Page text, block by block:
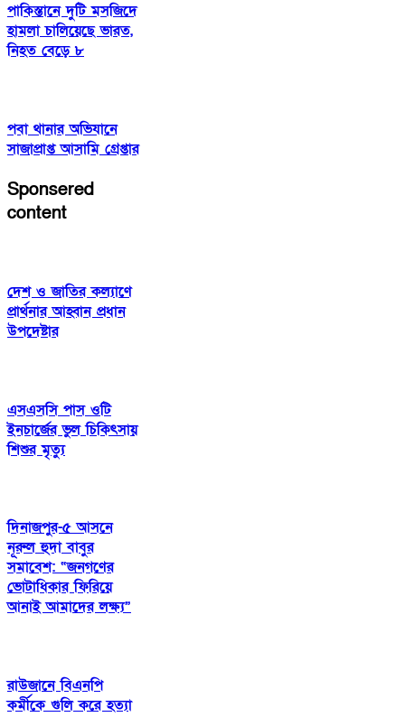
পাকিস্তানে দুটি মসজিদে
হামলা চালিয়েছে ভারত,
নিহত বেড়ে ৮
পবা থানার অভিযানে
সাজাপ্রাপ্ত আসামি গ্রেপ্তার
Sponsered
content
দেশ ও জাতির কল্যাণে
প্রার্থনার আহ্বান প্রধান
উপদেষ্টার
এসএসসি পাস ওটি
ইনচার্জের ভুল চিকিৎসায়
শিশুর মৃত্যু
দিনাজপুর-৫ আসনে
নূরুল হুদা বাবুর
সমাবেশ: “জনগণের
ভোটাধিকার ফিরিয়ে
আনাই আমাদের লক্ষ্য”
রাউজানে বিএনপি
কর্মীকে গুলি করে হত্যা